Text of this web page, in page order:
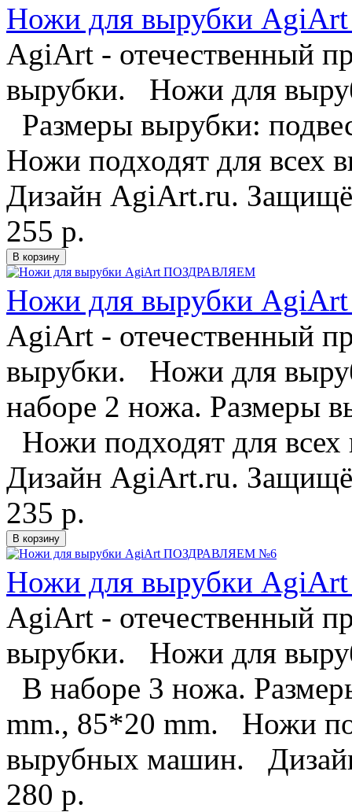
Ножи для вырубки
AgiArt - отечественный
вырубки. Ножи для
Размеры вырубки:
Ножи подходят для
Дизайн AgiArt.ru.
255 р.
Ножи для вырубки
AgiArt - отечественный
вырубки. Ножи для
наборе 2 ножа. Размеры
Ножи подходят для
Дизайн AgiArt.ru.
235 р.
Ножи для вырубки
AgiArt - отечественный
вырубки. Ножи для
В наборе 3 ножа.
mm., 85*20 mm. Ножи
вырубных машин.
280 р.